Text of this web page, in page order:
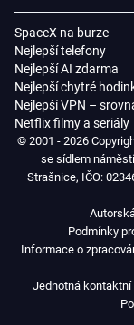
SpaceX na burze
Nejlepší telefony
Nejlepší AI zdarma
Nejlepší chytré
Nejlepší VPN –
Netflix filmy a seriály
© 2001 - 2026
se sídlem
Strašnice, IČO:
Podmínky
Informace o
Jednotná